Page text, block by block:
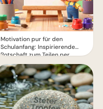
Motivation pur für den
Schulanfang: Inspirierende
Botschaft zum Teilen per
WhatsApp!